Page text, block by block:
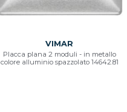
VIMAR
Placca plana 2 moduli - in metallo
colore alluminio spazzolato 14642.81